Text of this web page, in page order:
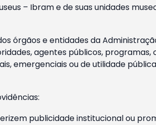
– Ibram e de suas unidades
órgãos e entidades da
agentes públicos, programas,
emergenciais ou de utilidade
publicidade institucional ou